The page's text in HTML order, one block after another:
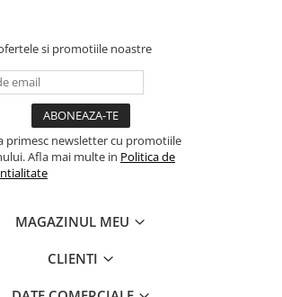
si promotiile noastre
primesc newsletter cu promotiile
Afla mai multe in Politica de
MAGAZINUL MEU
CLIENTI